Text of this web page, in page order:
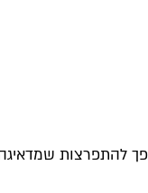
נהפך להתפרצות